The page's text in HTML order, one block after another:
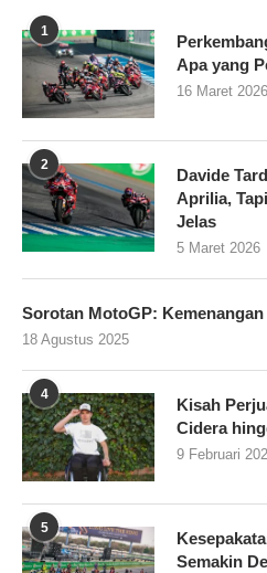
1
Apa yang
16 Maret 2026
2
Davide
Aprilia,
Jelas
5 Maret 2026
Sorotan MotoGP:
18 Agustus 2025
4
Kisah
Cidera
9 Februari
5
Semakin